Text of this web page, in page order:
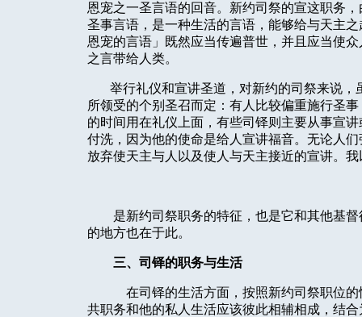
恩宠之一圣言语的回音。新约司祭的宣这职务
圣事言语，是一种生活的言语，能够给与天主
恩宠的言语」既然应当传遍普世，并且应当使
之言带给人类。
举行礼仪和宣讲圣道，对新约的司祭来说
所领受的个别圣召而定：有人比较偏重施行圣
的时间用在礼仪上面，有些司铎则主要从事宣
付洗，因为他的使命是给人宣讲福音。无论人
放弃使天主与人以及使人与天主接近的宣讲。
是新约司祭职务的特征，也是它和其他基
的地方也在于此。
三、司铎的职务与生活
在司铎的生活方面，按照新约司祭职位
共职务和他的私人生活应该彼此相辅相成，结